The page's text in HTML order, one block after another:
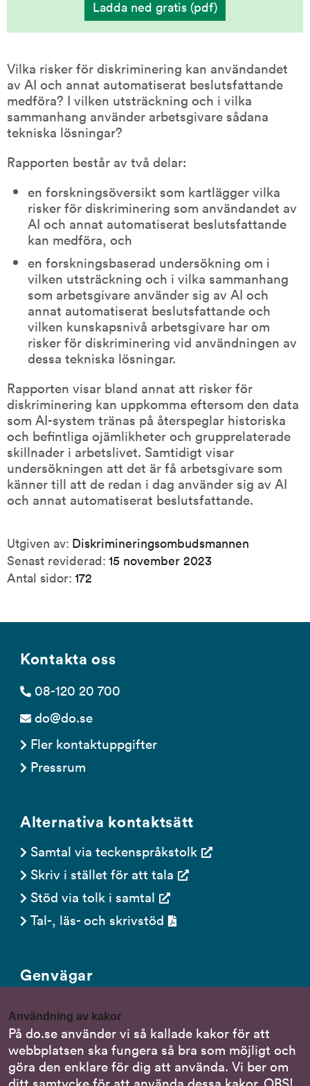
Användning av kakor
På do.se använder vi så kallade kakor för att
webbplatsen ska fungera så bra som möjligt och
göra den enklare för dig att använda. Vi ber om
Ladda ned gratis (pdf)
(AI
och
risker
diskriminering
i
arbetslivet)
Vilka risker för diskriminering kan användandet
av AI och annat automatiserat beslutsfattande
medföra? I vilken utsträckning och i vilka
sammanhang använder arbetsgivare sådana
tekniska lösningar?
Rapporten består av två delar:
en forskningsöversikt som kartlägger vilka
risker för diskriminering som användandet av
AI och annat automatiserat beslutsfattande
kan medföra, och
en forskningsbaserad undersökning om i
vilken utsträckning och i vilka sammanhang
som arbetsgivare använder sig av AI och
annat automatiserat beslutsfattande och
vilken kunskapsnivå arbetsgivare har om
risker för diskriminering vid användningen av
dessa tekniska lösningar.
Rapporten visar bland annat att risker för
diskriminering kan uppkomma eftersom den data
som AI-system tränas på återspeglar historiska
och befintliga ojämlikheter och grupprelaterade
skillnader i arbetslivet. Samtidigt visar
undersökningen att det är få arbetsgivare som
känner till att de redan i dag använder sig av AI
och annat automatiserat beslutsfattande.
Utgiven av: Diskrimineringsombudsmannen
Senast reviderad: 15 november 2023
Antal sidor: 172
Kontakta oss
08-120 20 700
do@do.se
Fler kontaktuppgifter
Pressrum
Alternativa kontaktsätt
Samtal via teckenspråkstolk
Skriv i stället för att tala
Stöd via tolk i samtal
Tal-, läs- och skrivstöd
Genvägar
Nationella minoritetsspråk
Om DO:s webbplats
Behandling av personuppgifter